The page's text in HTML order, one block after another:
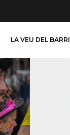
LA VEU DEL BARRI